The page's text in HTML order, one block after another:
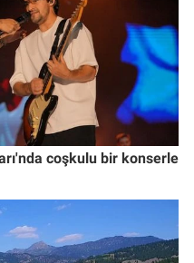
coşkulu bir konserle